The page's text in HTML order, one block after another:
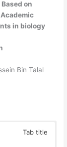
on
in biology
Bin Talal
Tab title